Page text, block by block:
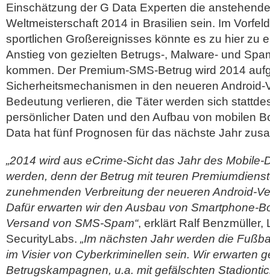
Einschätzung der G Data Experten die
Weltmeisterschaft 2014 in Brasilien sein. Im
sportlichen Großereignisses könnte es zu hier zu
Anstieg von gezielten Betrugs-, Malware- und
kommen. Der Premium-SMS-Betrug wird 2014
Sicherheitsmechanismen in den neueren Android-
Bedeutung verlieren, die Täter werden sich
persönlicher Daten und den Aufbau von mobilen
Data hat fünf Prognosen für das nächste Jahr
„2014 wird aus eCrime-Sicht das Jahr des Mobile-
werden, denn der Betrug mit teuren
zunehmenden Verbreitung der neueren Android-
Dafür erwarten wir den Ausbau von Smartphone-
Versand von SMS-Spam“, erklärt Ralf Benzmüller,
SecurityLabs. „Im nächsten Jahr werden die
im Visier von Cyberkriminellen sein. Wir erwarten
Betrugskampagnen, u.a. mit gefälschten